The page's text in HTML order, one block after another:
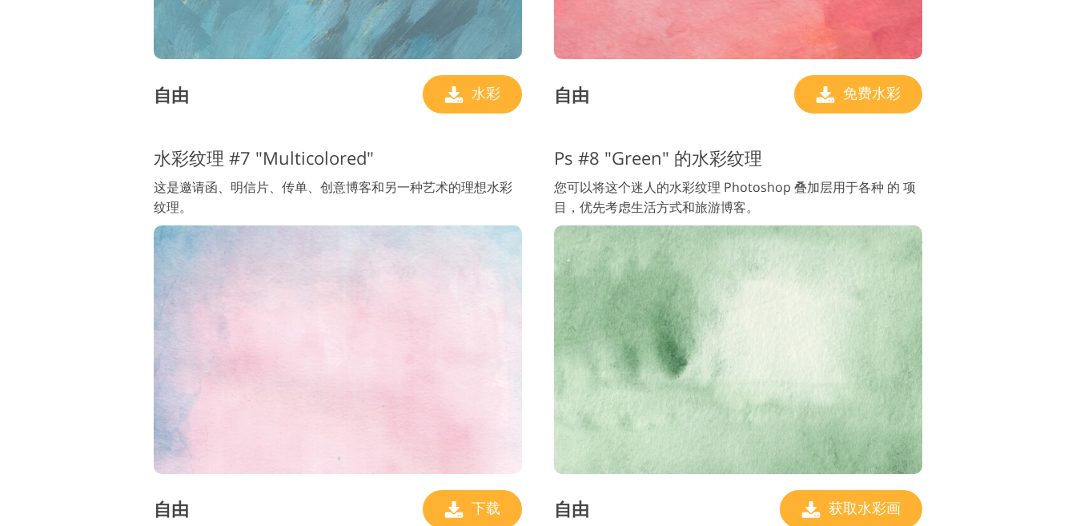
自由 水彩 自由 免费水彩
水彩纹理 #7 "Multicolored"
这是邀请函、明信片、传单、创意博客和另一种艺术的理想水彩
纹理。
自由 下载
Ps #8 "Green" 的水彩纹理
您可以将这个迷人的水彩纹理 Photoshop 叠加层用于各种 的 项
目，优先考虑生活方式和旅游博客。
自由 获取水彩画